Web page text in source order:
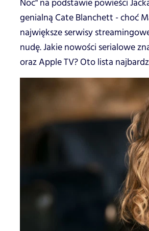
Noc" na podstawie powieści
genialną Cate Blanchett - choć
największe serwisy
nudę. Jakie nowości serialowe
oraz Apple TV? Oto lista